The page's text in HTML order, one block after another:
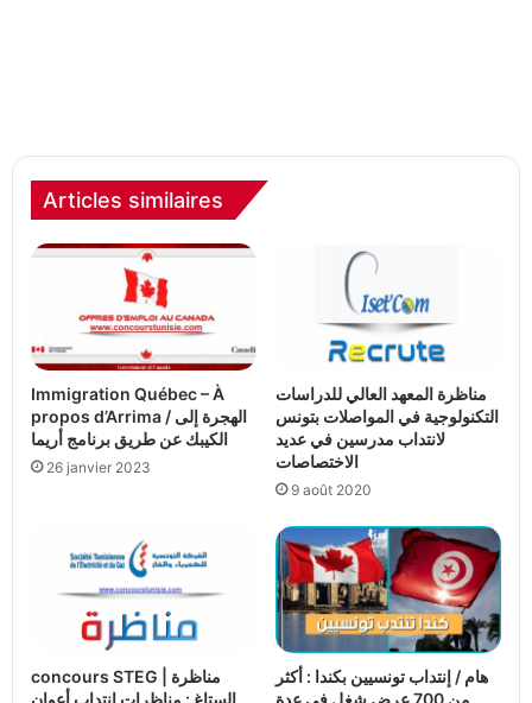
Articles similaires
Immigration Québec – À
propos d’Arrima / الهجرة إلى
الكيبك عن طريق برنامج أريما
26 janvier 2023
مناظرة المعهد العالي للدراسات
التكنولوجية في المواصلات بتونس
لانتداب مدرسين في عديد
الاختصاصات
9 août 2020
concours STEG | مناظرة
الستاغ : مناظرات إنتداب أعوان
هام / إنتداب تونسيين بكندا : أكثر
من 700 عرض شغل في عدة